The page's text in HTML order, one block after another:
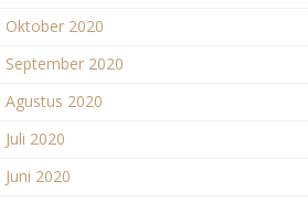
Oktober 2020
September 2020
Agustus 2020
Juli 2020
Juni 2020